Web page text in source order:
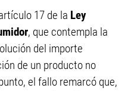
17 de la Ley
, que contempla la
del importe
de un producto no
el fallo remarcó que,